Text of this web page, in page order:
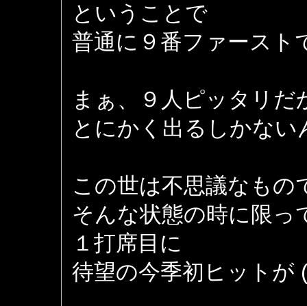
ということで
普通に９番ファースト
まぁ、９人ピッタリだ
とにかく出るしかな
この世は不思議なもの
そんな状態の時に限っ
１打席目に
待望の今季初ヒットが